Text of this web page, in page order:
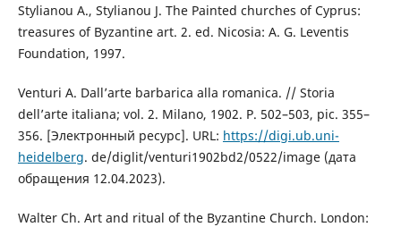
Stylianou A., Stylianou J. The Painted churches of Cyprus:
treasures of Byzantine art. 2. ed. Nicosia: A. G. Leventis
Foundation, 1997.
Venturi A. Dall’arte barbarica alla romanica. // Storia
dell’arte italiana; vol. 2. Milano, 1902. Р. 502–503, pic. 355–
356. [Электронный ресурс]. URL: https://digi.ub.uni-
heidelberg. de/diglit/venturi1902bd2/0522/image (дата
обращения 12.04.2023).
Walter Ch. Art and ritual of the Byzantine Church. London: